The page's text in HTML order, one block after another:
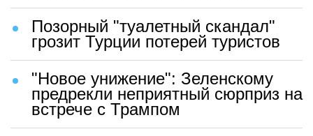
Позорный "туалетный скандал"
грозит Турции потерей туристов
"Новое унижение": Зеленскому
предрекли неприятный сюрприз на
встрече с Трампом